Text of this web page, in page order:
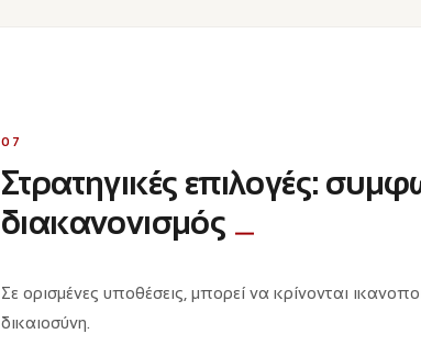
07
Στρατηγικές επιλογές:
διακανονισμός
Σε ορισμένες υποθέσεις, μπορεί να κρίνονται
δικαιοσύνη.